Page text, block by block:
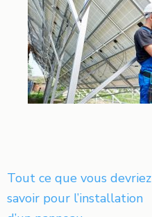
Navigation
de
Tout ce que vous devriez
savoir pour l’installation